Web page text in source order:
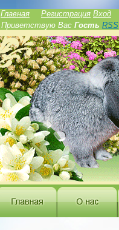
Главная
Регистрация Вход
Приветствую Вас Гость RSS